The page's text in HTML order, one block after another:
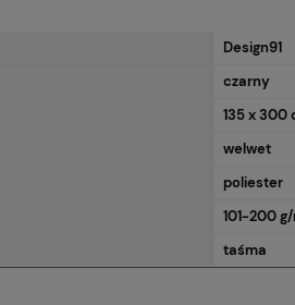
Design91
czarny
135 x 300
welwet
poliester
101-200
taśma